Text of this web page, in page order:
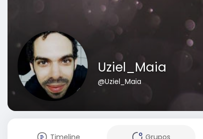
Uziel_Maia
@Uziel_Maia
Timeline Grupos